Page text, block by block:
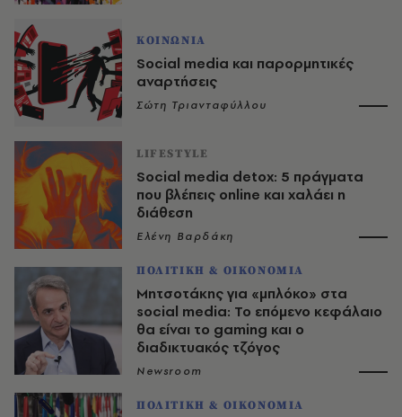
ΚΟΙΝΩΝΙΑ
Social media και παρορμητικές
αναρτήσεις
Σώτη Τριανταφύλλου
LIFESTYLE
Social media detox: 5 πράγματα
που βλέπεις online και χαλάει η
διάθεση
Ελένη Βαρδάκη
ΠΟΛΙΤΙΚΗ & ΟΙΚΟΝΟΜΙΑ
Μητσοτάκης για «μπλόκο» στα
social media: Το επόμενο κεφάλαιο
θα είναι το gaming και ο
διαδικτυακός τζόγος
Newsroom
ΠΟΛΙΤΙΚΗ & ΟΙΚΟΝΟΜΙΑ